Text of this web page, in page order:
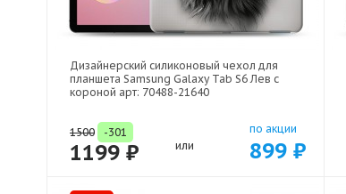
Дизайнерский силиконовый чехол для
планшета Samsung Galaxy Tab S6 Лев с
короной арт: 70488-21640
1500 -301
1199 ₽ или
по акции
899 ₽